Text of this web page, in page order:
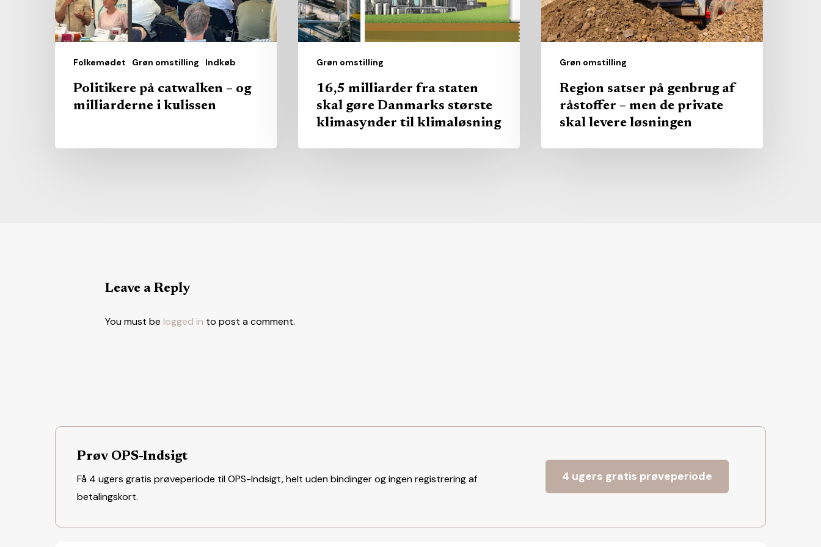
Folkemødet Grøn omstilling Indkøb
i
kulissen
Politikere på catwalken – og
milliarderne i kulissen
Grøn omstilling
Danmarks
største
klimasynder
16,5 milliarder fra staten
skal gøre Danmarks største
klimasynder til klimaløsning
Grøn omstilling
–
men
de
private
levere
løsningen
Region satser på genbrug af
råstoffer – men de private
skal levere løsningen
Leave a Reply
You must be logged in to post a comment.
Prøv OPS-Indsigt
Få 4 ugers gratis prøveperiode til OPS-Indsigt, helt uden bindinger og ingen registrering af
betalingskort.
4 ugers gratis prøveperiode